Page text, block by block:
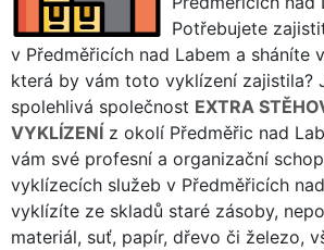
Potřebujete
v Předměřicích nad Labem a sháníte
která by vám toto vyklízení zajistila?
spolehlivá společnost EXTRA
VYKLÍZENÍ z okolí Předměřic nad
vám své profesní a organizační
vyklízecích služeb v Předměřicích
vyklízíte ze skladů staré zásoby,
materiál, suť, papír, dřevo či železo,